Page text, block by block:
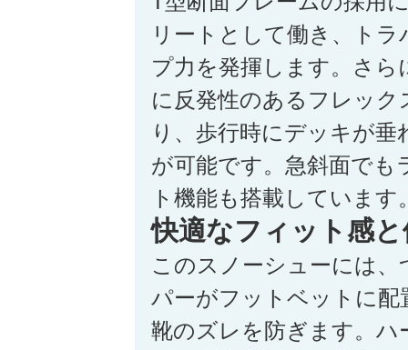
リートとして働き、ト
プ力を発揮します。さ
に反発性のあるフレッ
り、歩行時にデッキが
が可能です。急斜面で
ト機能も搭載しています
快適なフィット感
このスノーシューには
パーがフットベットに
靴のズレを防ぎます。